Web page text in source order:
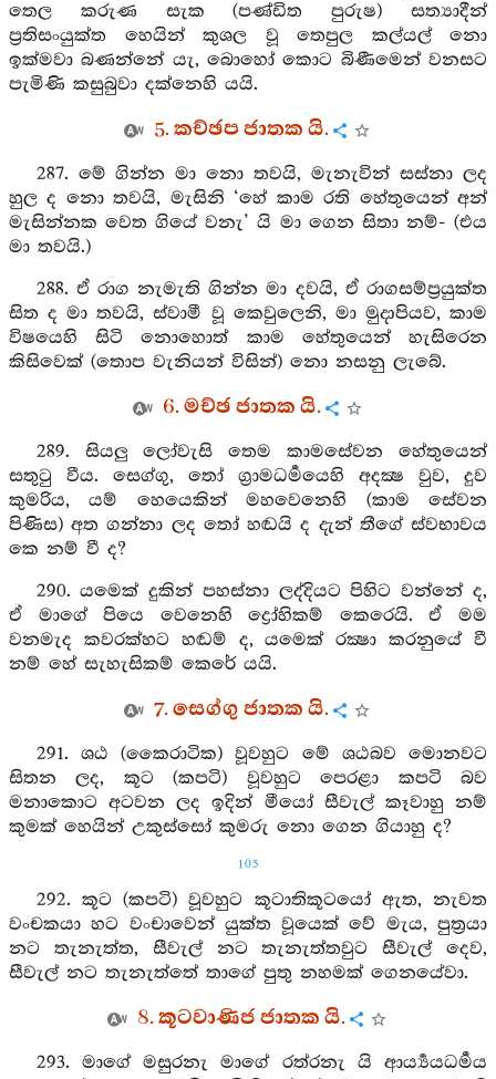
තෙල කරුණ සැක (පණ්ඩිත පුරුෂ) සත්‍යාදීන්
ප්‍රතිසංයුක්ත හෙයින් කුශල වූ තෙපුල කල්යල් නො
ඉක්මවා බණන්නේ යැ, බොහෝ කොට බිණීමෙන් වනසට
පැමිණි කසුබුවා දක්නෙහි යයි.
5. කච්ඡප ජාතක යි.
287. මේ ගින්න මා නො තවයි, මැනැවින් සස්නා ලද
හුල ද නො තවයි, මැසිනි ‘හේ කාම රති හේතුයෙන් අන්
මැසින්නක වෙත ගියේ වනැ’ යි මා ගෙන සිතා නම්- (එය
මා තවයි.)
288. ඒ රාග නැමැති ගින්න මා දවයි, ඒ රාගසම්ප්‍රයුක්ත
සිත ද මා තවයි, ස්වාමී වූ කෙවුලෙනි, මා මුදාපියව, කාම
විෂයෙහි සිටි නොහොත් කාම හේතුයෙන් හැසිරෙන
කිසිවෙක් (තොප වැනියන් විසින්) නො නසනු ලැබේ.
6. මච්ඡ ජාතක යි.
289. සියලු ලෝවැසි තෙම කාමසේවන හේතුයෙන්
සතුටු වීය. සෙග්ගු, තෝ ග්‍රාමධර්‍මයෙහි අදක්‍ෂ වුව, දුව
කුමරිය, යම් හෙයෙකින් මහවෙනෙහි (කාම සේවන
පිණිස) අත ගන්නා ලද තෝ හඬයි ද දැන් තීගේ ස්වභාවය
කෙ නම් වී ද?
290. යමෙක් දුකින් පහස්නා ලද්දියට පිහිට වන්නේ ද,
ඒ මාගේ පියෙ වෙනෙහි ද්‍රෝහිකම් කෙරෙයි. ඒ මම
වනමැද කවරක්හට හඬම් ද, යමෙක් රක්‍ෂා කරනුයේ වී
නම් හේ සැහැසිකම් කෙරේ යයි.
7. සෙග්ගු ජාතක යි.
291. ශඨ (කෛරාටික) වූවහුට මේ ශඨබව මොනවට
සිතන ලද, කූට (කපටි) වූවහුට පෙරළා කපටි බව
මනාකොට අටවන ලද ඉදින් මීයෝ සීවැල් කෑවාහු නම්
කුමක් හෙයින් උකුස්සෝ කුමරු නො ගෙන ගියාහු ද?
105
292. කූට (කපටි) වූවහුට කූටාතිකූටයෝ ඇත, නැවත
වංචකයා හට වංචාවෙන් යුක්ත වූයෙක් වේ මැය, පුත්‍රයා
නට තැනැත්ත, සීවැල් නට තැනැත්තවුට සීවැල් දෙව,
සීවැල් නට තැනැත්තේ තාගේ පුතු නහමක් ගෙනයේවා.
8. කූටවාණිජ ජාතක යි.
293. මාගේ මසුරනැ මාගේ රත්රනැ යි ආර්‍ය්‍යයධර්‍මය